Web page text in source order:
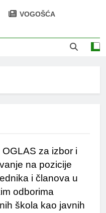
VOGOŠĆA
OGLAS za izbor i
na pozicije
i članova u
odborima
škola kao javnih